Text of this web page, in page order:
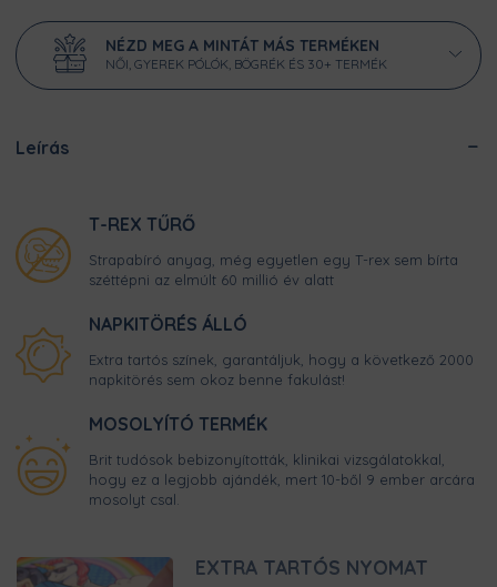
NÉZD MEG A MINTÁT MÁS TERMÉKEN
NŐI, GYEREK PÓLÓK, BÖGRÉK ÉS 30+ TERMÉK
Leírás
T-REX TŰRŐ
Strapabíró anyag, még egyetlen egy T-rex sem bírta
széttépni az elmúlt 60 millió év alatt
NAPKITÖRÉS ÁLLÓ
Extra tartós színek, garantáljuk, hogy a következő 2000
napkitörés sem okoz benne fakulást!
MOSOLYÍTÓ TERMÉK
Brit tudósok bebizonyították, klinikai vizsgálatokkal,
hogy ez a legjobb ajándék, mert 10-ből 9 ember arcára
mosolyt csal.
EXTRA TARTÓS NYOMAT